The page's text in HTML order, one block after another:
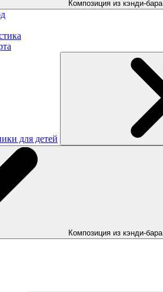
Композиция из кэнди-бара
для детей
Композиция из кэнди-бара